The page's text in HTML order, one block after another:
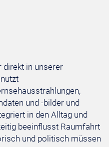
direkt in unserer
und -bilder und
in den Alltag und
beeinflusst Raumfahrt
und politisch müssen